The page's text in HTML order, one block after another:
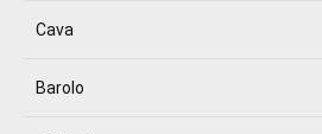
Cava
Barolo